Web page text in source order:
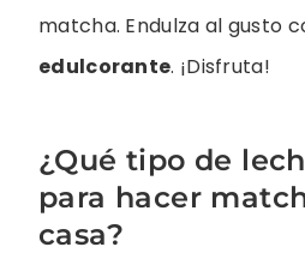
matcha. Endulza al gusto
edulcorante. ¡Disfruta!
¿Qué tipo de
para hacer
casa?